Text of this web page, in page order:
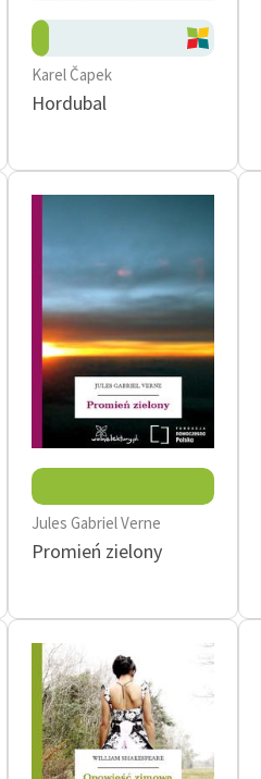
Karel Čapek
Hordubal
Jules Gabriel Verne
Promień zielony